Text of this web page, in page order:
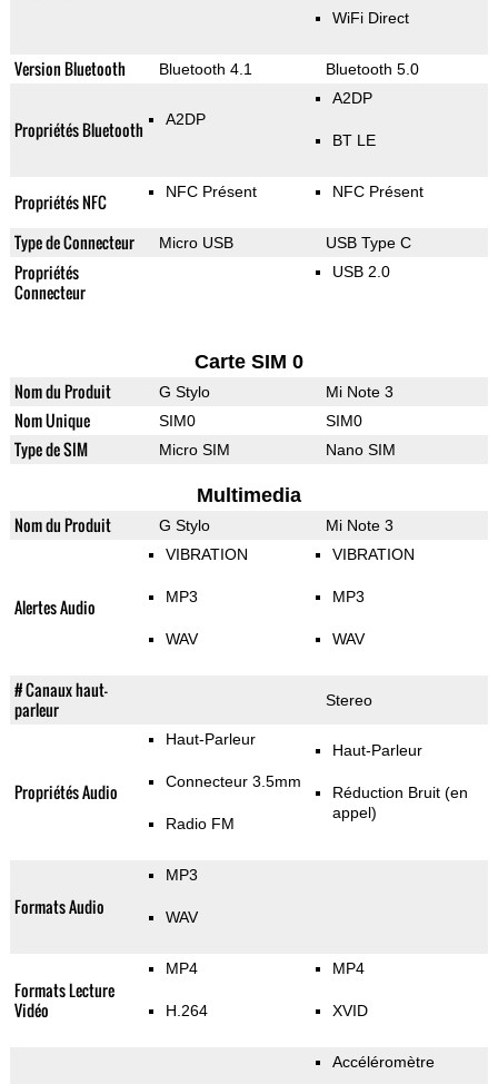
WiFi Direct
Version Bluetooth Bluetooth 4.1 Bluetooth 5.0
Propriétés Bluetooth A2DP
A2DP
BT LE
Propriétés NFC NFC Présent NFC Présent
Type de Connecteur Micro USB USB Type C
Propriétés
Connecteur
USB 2.0
Carte SIM 0
Nom du Produit G Stylo Mi Note 3
Nom Unique SIM0 SIM0
Type de SIM Micro SIM Nano SIM
Multimedia
Nom du Produit G Stylo Mi Note 3
Alertes Audio
VIBRATION
MP3
WAV
VIBRATION
MP3
WAV
# Canaux haut-
parleur
Stereo
Propriétés Audio
Haut-Parleur
Connecteur 3.5mm
Radio FM
Haut-Parleur
Réduction Bruit (en
appel)
Formats Audio
MP3
WAV
Formats Lecture
Vidéo
MP4
H.264
MP4
XVID
Accéléromètre